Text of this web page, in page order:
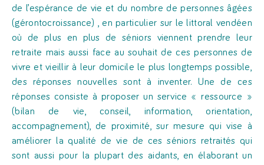
de l’espérance de vie et du nombre de personnes âgées
(gérontocroissance) , en particulier sur le littoral vendéen
où de plus en plus de séniors viennent prendre leur
retraite mais aussi face au souhait de ces personnes de
vivre et vieillir à leur domicile le plus longtemps possible,
des réponses nouvelles sont à inventer. Une de ces
réponses consiste à proposer un service « ressource »
(bilan de vie, conseil, information, orientation,
accompagnement), de proximité, sur mesure qui vise à
améliorer la qualité de vie de ces séniors retraités qui
sont aussi pour la plupart des aidants, en élaborant un